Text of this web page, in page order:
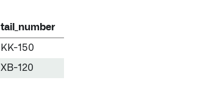
tail_number
KK-150
XB-120